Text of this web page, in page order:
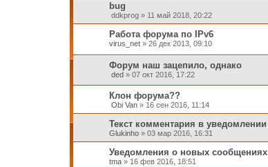
bug
ddkprog» 11 май 2018, 20:22
Работа форума по IPv6
virus_net» 26 дек 2013, 09:10
Форум наш зацепило, однако
ded» 07 окт 2016, 17:22
Клон форума??
Obi Van» 16 сен 2016, 11:14
Текст комментария в уведомлении
Glukinho» 03 мар 2016, 16:31
Уведомления о новых сообщениях
tma» 16 фев 2016, 18:51